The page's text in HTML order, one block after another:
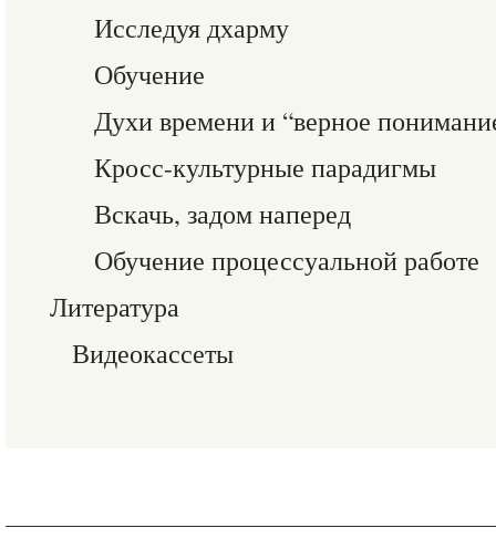
Исследуя дхарму
Обучение
Духи времени и “верное
Кросс-культурные парадигмы
Вскачь, задом наперед
Обучение процессуальной работе
Литература
Видеокассеты